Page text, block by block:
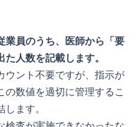
業員のうち、医師から「要
人数を記載します。
ウント不要ですが、指示が
数値を適切に管理するこ
ます。